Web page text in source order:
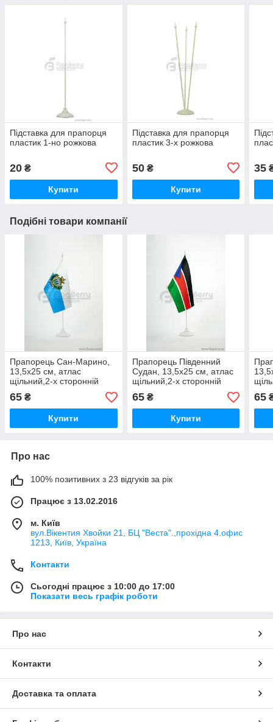
Підставка для прапорця
пластик 1-но рожкова
20 ₴
Купити
Підставка для прапорця
пластик 3-х рожкова
50₴
Купити
35
Подібні товари компанії
Прапорець Сан-Марино,
13,5х25 см, атлас
щільний,2-х сторонній
65 ₴
Купити
Прапорець Південний
Судан, 13,5х25 см, атлас
щільний,2-х сторонній
65₴
Купити
65
Про нас
100% позитивних з 23 відгуків за рік
Працює з 13.02.2016
м. Київ
вул.Вікентия Хвойки 21, БЦ "Веста".,прохідна 4.офис
1213, Київ, Україна
Контакти
Сьогодні працює з 10:00 до 17:00
Показати весь графік роботи
Про нас
Контакти
Доставка та оплата